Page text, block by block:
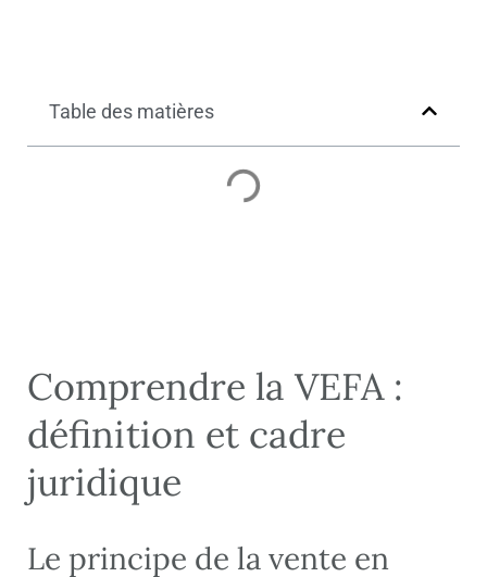
Table des matières
Comprendre la VEFA :
définition et cadre
juridique
Le principe de la vente en